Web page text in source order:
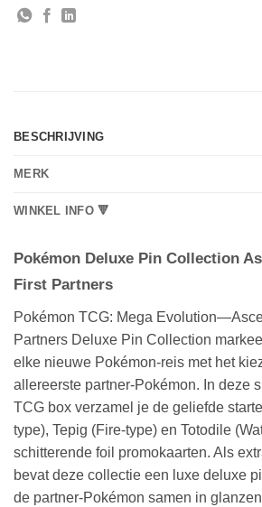
BESCHRIJVING
MERK
WINKEL INFO 🔻
Pokémon Deluxe Pin Collection
First Partners
Pokémon TCG: Mega
Partners Deluxe Pin Collection
elke nieuwe Pokémon-reis met het
allereerste partner-Pokémon. In deze
TCG box verzamel je de geliefde
type), Tepig (Fire-type) en Totodile
schitterende foil promokaarten. Als
bevat deze collectie een luxe deluxe
de partner-Pokémon samen in